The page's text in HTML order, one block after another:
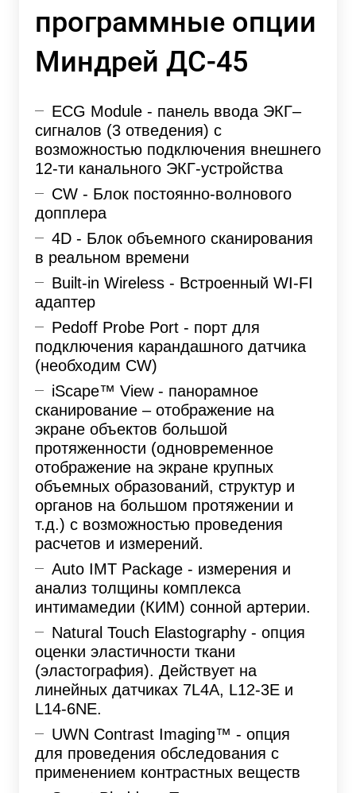
программные опции
Миндрей ДС-45
ECG Module - панель ввода ЭКГ–
сигналов (3 отведения) с
возможностью подключения внешнего
12-ти канального ЭКГ-устройства
CW - Блок постоянно-волнового
допплера
4D - Блок объемного сканирования
в реальном времени
Built-in Wireless - Встроенный WI-FI
адаптер
Pedoff Probe Port - порт для
подключения карандашного датчика
(необходим CW)
iScape™ View - панорамное
сканирование – отображение на
экране объектов большой
протяженности (одновременное
отображение на экране крупных
объемных образований, структур и
органов на большом протяжении и
т.д.) с возможностью проведения
расчетов и измерений.
Auto IMT Package - измерения и
анализ толщины комплекса
интимамедии (КИМ) сонной артерии.
Natural Touch Elastography - опция
оценки эластичности ткани
(эластография). Действует на
линейных датчиках 7L4A, L12-3E и
L14-6NE.
UWN Contrast Imaging™ - опция
для проведения обследования с
применением контрастных веществ